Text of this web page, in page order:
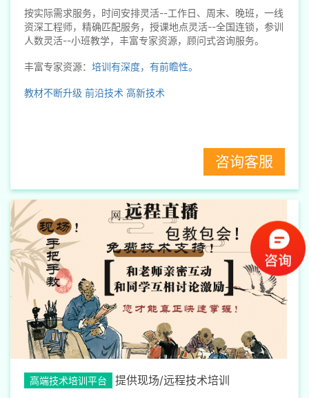
按实际需求服务，时间安排灵活--工作日、周末、晚班，一线
资深工程师，精确匹配服务，授课地点灵活--全国连锁，参训
人数灵活--小班教学，丰富专家资源，顾问式咨询服务。
丰富专家资源： 培训有深度，有前瞻性。
教材不断升级 前沿技术 高新技术
咨询客服
高端技术培训平台 提供现场/远程技术培训